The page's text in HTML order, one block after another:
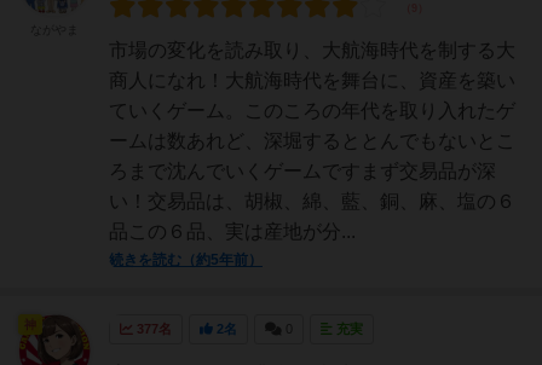
市場の変化を読み取り、大航海時代を制する大
商人になれ！大航海時代を舞台に、資産を築い
ていくゲーム。このころの年代を取り入れたゲ
ームは数あれど、深堀するととんでもないとこ
ろまで沈んでいくゲームですまず交易品が深
い！交易品は、胡椒、綿、藍、銅、麻、塩の６
品この６品、実は産地が分...
続きを読む（約5年前）
377名 2名 充実
神